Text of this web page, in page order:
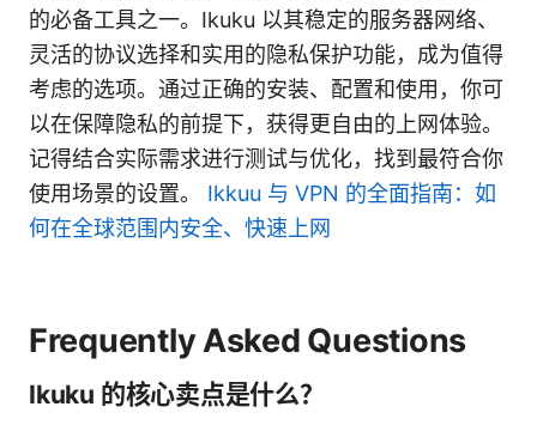
的必备工具之一。Ikuku 以其稳定的服务器网络、
灵活的协议选择和实用的隐私保护功能，成为值得
考虑的选项。通过正确的安装、配置和使用，你可
以在保障隐私的前提下，获得更自由的上网体验。
记得结合实际需求进行测试与优化，找到最符合你
使用场景的设置。 Ikkuu 与 VPN 的全面指南：如
何在全球范围内安全、快速上网
Frequently Asked Questions
Ikuku 的核心卖点是什么？